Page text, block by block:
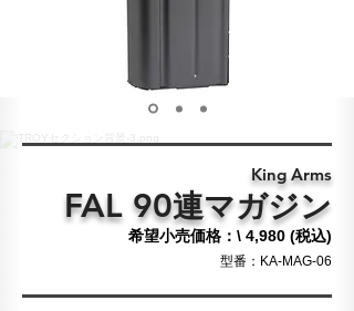
King Arms
FAL 90連マガジン
希望小売価格：\ 4,980 (税込)
​型番：KA-MAG-06